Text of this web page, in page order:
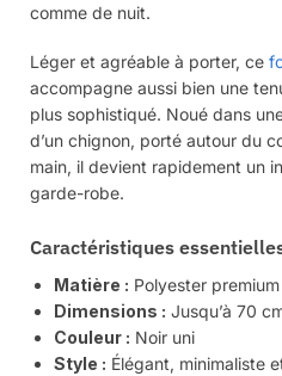
comme de nuit.
Léger et agréable à porter, ce
accompagne aussi bien une
plus sophistiqué. Noué dans
d’un chignon, porté autour du
main, il devient rapidement un
garde-robe.
Caractéristiques
Matière : Polyester
Dimensions : Jusqu’à 70
Couleur : Noir uni
Style : Élégant, minimaliste